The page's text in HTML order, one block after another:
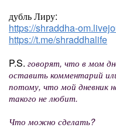
дубль Лиру:
https://shraddha-
https://t.me/shraddhalife
P.S. говорят, что в мом
оставить комментарий
потому, что мой дневник
такого не любит.
Что можно сделать?